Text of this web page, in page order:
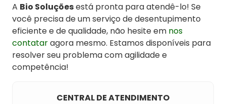
A Bio Soluçõesestá pronta para atendê-lo! Se
você precisa de um serviço de desentupimento
eficiente e de qualidade, não hesite em nos
contataragora mesmo. Estamos disponíveis para
resolver seu problema com agilidade e
competência!
CENTRAL DE ATENDIMENTO